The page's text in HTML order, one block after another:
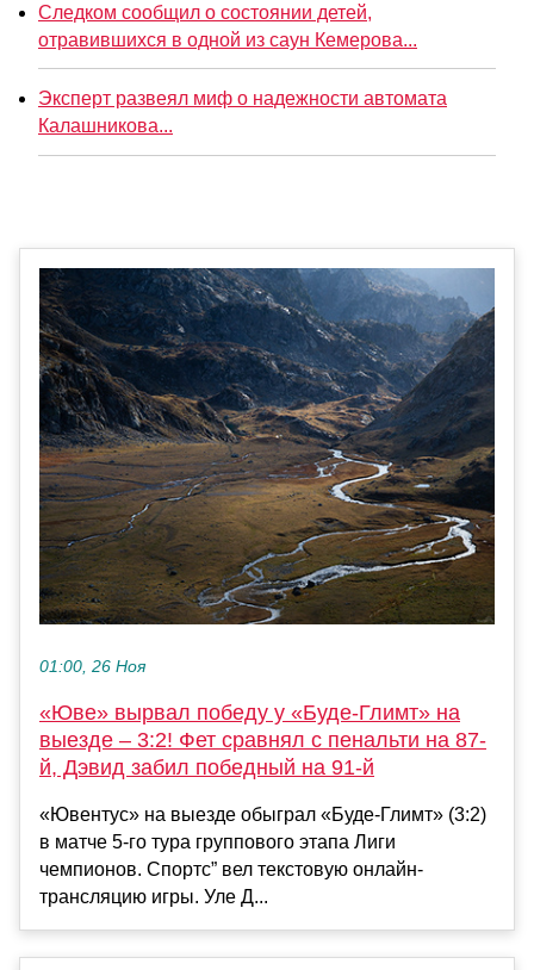
Следком сообщил о состоянии детей,
отравившихся в одной из саун Кемерова...
Эксперт развеял миф о надежности автомата
Калашникова...
01:00, 26 Ноя
«Юве» вырвал победу у «Буде-Глимт» на
выезде – 3:2! Фет сравнял с пенальти на 87-
й, Дэвид забил победный на 91-й
«Ювентус» на выезде обыграл «Буде-Глимт» (3:2)
в матче 5-го тура группового этапа Лиги
чемпионов. Спортс” вел текстовую онлайн-
трансляцию игры. Уле Д...